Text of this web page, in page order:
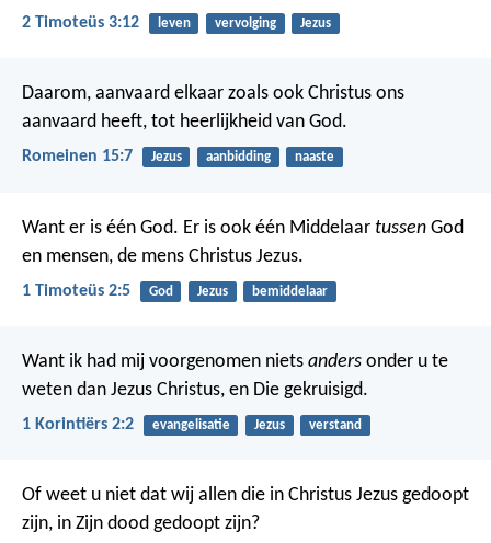
2 Timoteüs 3:12 leven vervolging Jezus
Daarom, aanvaard elkaar zoals ook Christus ons
aanvaard heeft, tot heerlijkheid van God.
Romeinen 15:7 Jezus aanbidding naaste
Want er is één God. Er is ook één Middelaar tussen God
en mensen, de mens Christus Jezus.
1 Timoteüs 2:5 God Jezus bemiddelaar
Want ik had mij voorgenomen niets anders onder u te
weten dan Jezus Christus, en Die gekruisigd.
1 Korintiërs 2:2 evangelisatie Jezus verstand
Of weet u niet dat wij allen die in Christus Jezus gedoopt
zijn, in Zijn dood gedoopt zijn?